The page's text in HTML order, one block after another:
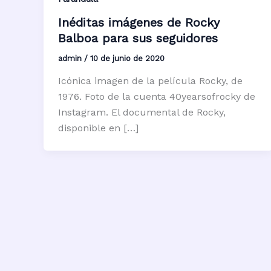
Inéditas imágenes de Rocky
Balboa para sus seguidores
admin / 10 de junio de 2020
Icónica imagen de la película Rocky, de
1976. Foto de la cuenta 40yearsofrocky de
Instagram. El documental de Rocky,
disponible en […]